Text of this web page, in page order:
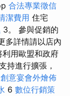
合法專業徵信
潔費用 住宅
3。 參與促銷的
多詳情請以店內
用歐盟和政府
持進行擴張，
創意宴會外燴佈
6 數位行銷策